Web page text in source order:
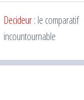
Decideur: le comparatif
incountournable